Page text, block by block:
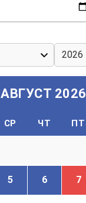
АВГУСТ 2026
СР ЧТ ПТ
5 6 7